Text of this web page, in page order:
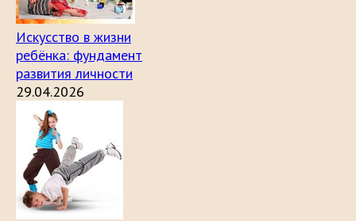
Искусство в жизни
ребёнка: фундамент
развития личности
29.04.2026